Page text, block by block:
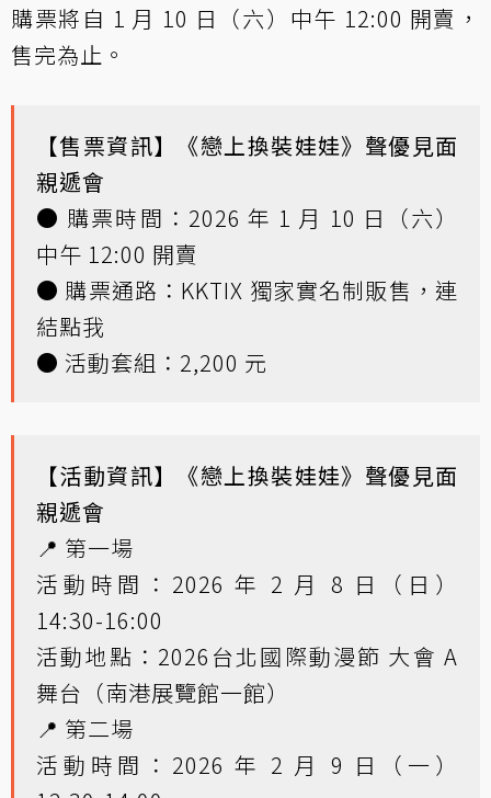
購票將自 1 月 10 日（六）中午 12:00 開賣，
售完為止。
【售票資訊】《戀上換裝娃娃》聲優見面
親遞會
● 購票時間：2026 年 1 月 10 日（六）
中午 12:00 開賣
● 購票通路：KKTIX 獨家實名制販售， 連
結點我
● 活動套組：2,200 元
【活動資訊】《戀上換裝娃娃》聲優見面
親遞會
📍 第一場
活動時間：2026 年 2 月 8 日（日）
14:30-16:00
活動地點：2026台北國際動漫節 大會 A
舞台（南港展覽館一館）
📍 第二場
活動時間：2026 年 2 月 9 日（一）